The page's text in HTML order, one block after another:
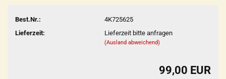
Best.Nr.:
4K725625
Lieferzeit:
Lieferzeit bitte anfragen
(Ausland abweichend)
99,00 EUR